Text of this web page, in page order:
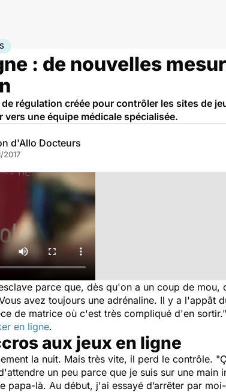
et addictions
: de nouvelles
régulation créée pour contrôler les sites de
vers une équipe médicale spécialisée.
d'Allo Docteurs
2017
parce que, dès qu'on a un coup de
avez toujours une adrénaline. Il y a l'appât
de matrice où c'est très compliqué d'en sortir."
en ligne.
aux jeux en ligne
la nuit. Mais très vite, il perd le contrôle. "Ç
un peu parce que je suis sur une
papa-là. Au début, j'ai essayé d’arrêter par